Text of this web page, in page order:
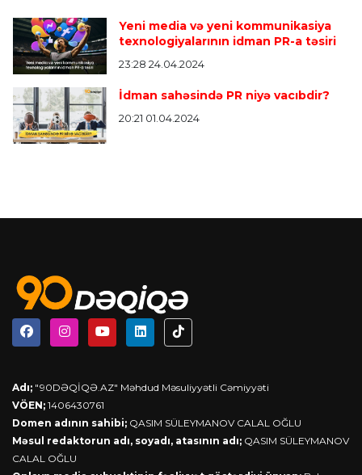
Yeni media və yeni kommunikasiya
texnologiyalarının idman PR-a təsiri
23:28 24.04.2024
İdman sahəsində PR niyə vacıbdir?
20:21 01.04.2024
Adı; "90DƏQİQƏ.AZ" Məhdud Məsuliyyətli Cəmiyyəti
VÖEN; 1406430761
Domen adının sahibi; QASIM SÜLEYMANOV CALAL OĞLU
Məsul redaktorun adı, soyadı, atasının adı; QASIM SÜLEYMANOV
CALAL OĞLU